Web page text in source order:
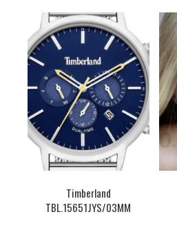
Timberland
TBL.15651JYS/03MM